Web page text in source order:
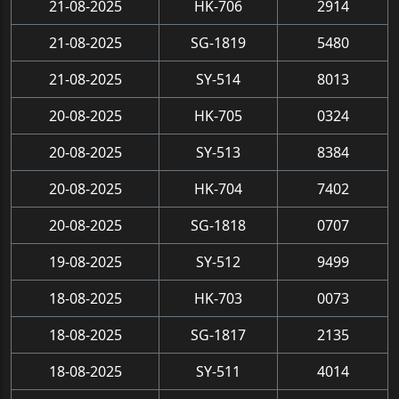
21-08-2025 HK-706
2914
21-08-2025
SG-1819
5480
21-08-2025
SY-514
8013
20-08-2025
HK-705
0324
20-08-2025
SY-513
8384
20-08-2025
HK-704
7402
20-08-2025
SG-1818
0707
19-08-2025
SY-512
9499
18-08-2025
HK-703
0073
18-08-2025
SG-1817
2135
18-08-2025
SY-511
4014